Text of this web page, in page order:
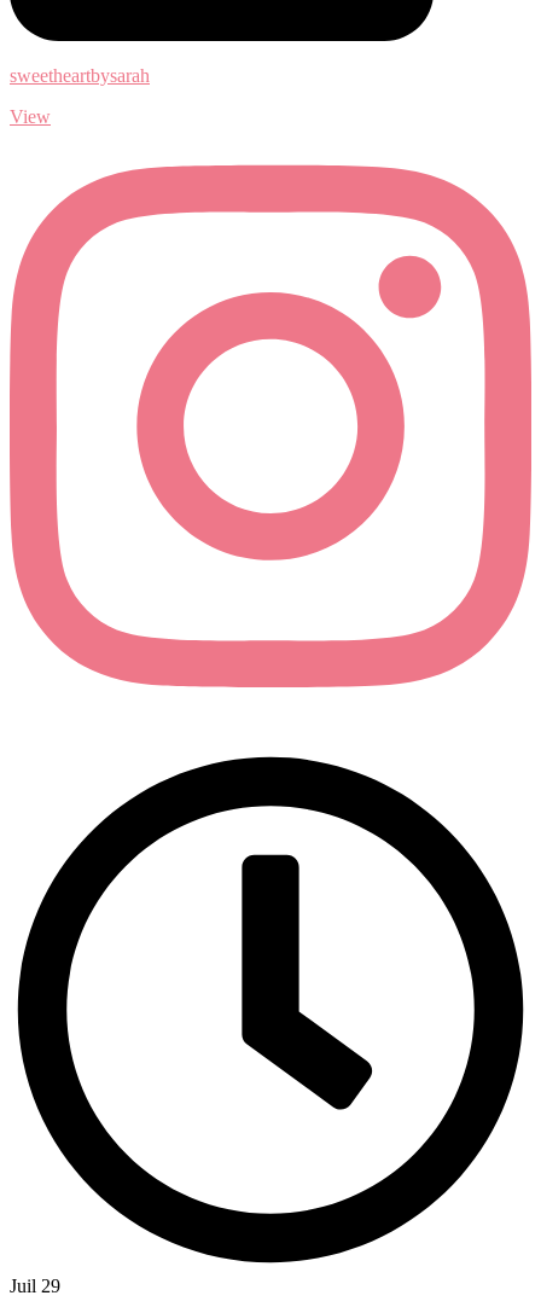
sweetheartbysarah
View
Juil 29